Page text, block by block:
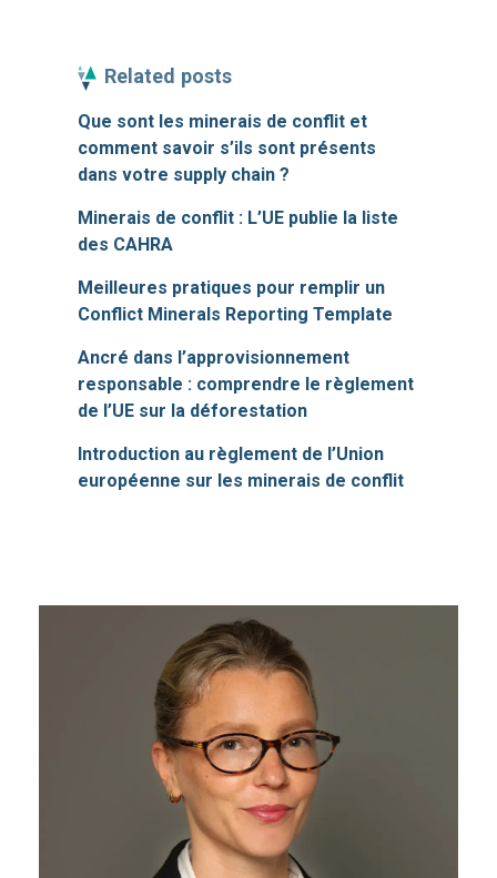
Related posts
Que sont les minerais de conflit et
comment savoir s’ils sont présents
dans votre supply chain ?
Minerais de conflit : L’UE publie la liste
des CAHRA
Meilleures pratiques pour remplir un
Conflict Minerals Reporting Template
Ancré dans l’approvisionnement
responsable : comprendre le règlement
de l’UE sur la déforestation
Introduction au règlement de l’Union
européenne sur les minerais de conflit